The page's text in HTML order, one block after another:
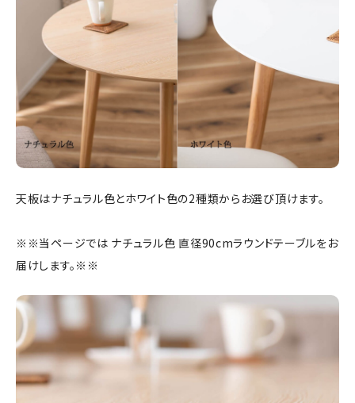
天板はナチュラル色とホワイト色の2種類からお選び頂けます。
※※当ページでは ナチュラル色 直径90cmラウンドテーブルをお
届けします。※※